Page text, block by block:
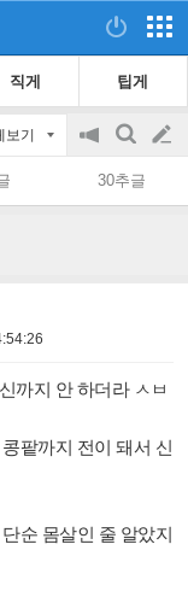
직게 팁게
보기
공
지
on/off
검
색
글
쓰
30추글
까지 안 하더라 ㅅㅂ
팥까지 전이 돼서 신
순 몸살인 줄 알았지